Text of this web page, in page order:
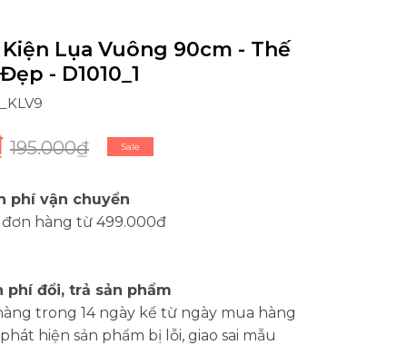
Lụa Vuông 90cm - Thế
- D1010_1
195.000₫ Sale
phí vận chuyển
đơn hàng từ 499.000đ
phí đổi, trả sản phẩm
trong 14 ngày kể từ ngày mua hàng
hiện sản phẩm bị lỗi, giao sai mẫu